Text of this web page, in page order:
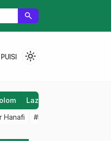
search
PUISI light_mode
Laziz NU
Hanafi #M Iqbal Dawami